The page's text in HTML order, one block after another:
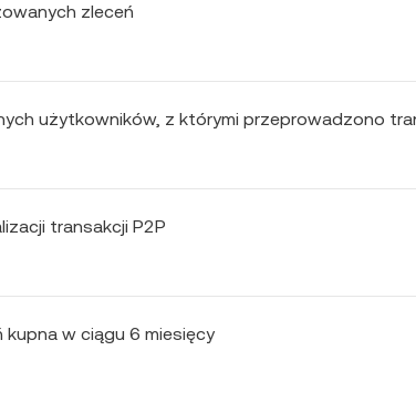
zleceń
użytkowników, z którymi przeprowadzono
transakcji P2P
kupna w ciągu 6 miesięcy